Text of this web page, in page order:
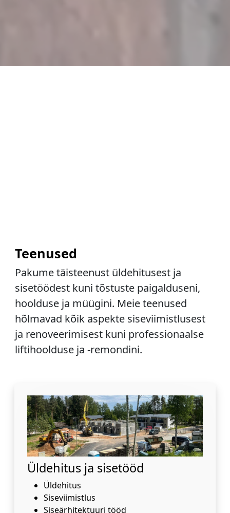
Teenused
Pakume täisteenust üldehitusest ja
sisetöödest kuni tõstuste paigalduseni,
hoolduse ja müügini. Meie teenused
hõlmavad kõik aspekte siseviimistlusest
ja renoveerimisest kuni professionaalse
liftihoolduse ja -remondini.
Üldehitus ja sisetööd
Üldehitus
Siseviimistlus
Siseärhitektuuri tööd